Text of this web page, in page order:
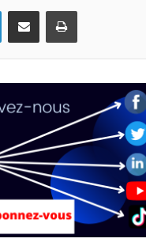
LinkedinPartager par email Imprimer